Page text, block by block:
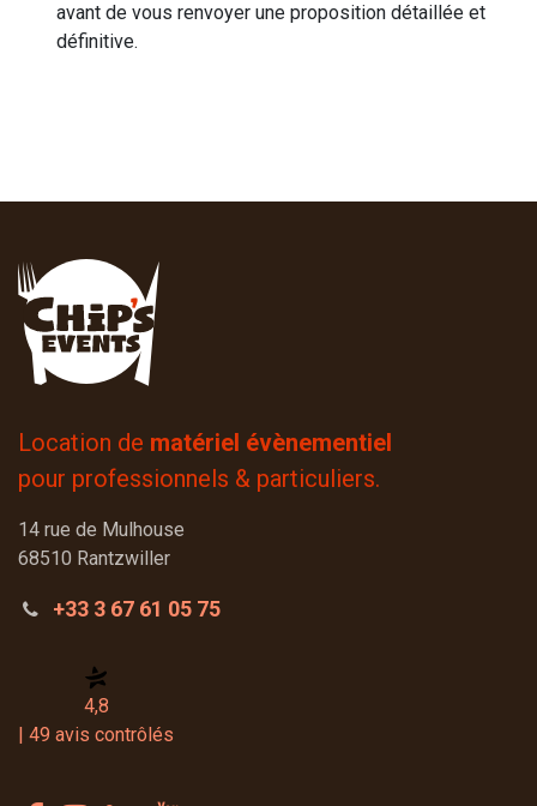
avant de vous renvoyer une proposition détaillée et
définitive.
Location de matériel évènementiel
pour professionnels & particuliers.
14 rue de Mulhouse
68510 Rantzwiller
+33 3 67 61 05 75
4,8
| 49 avis contrôlés